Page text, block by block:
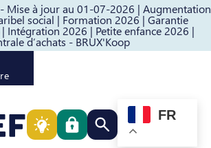
Mise à jour au 01-07-2026 | Augmentation
social | Formation 2026 | Garantie
Intégration 2026 | Petite enfance 2026 |
d’achats - BRUX'Koop
contenuPasser au pied de page
Rechercher quelque
FR